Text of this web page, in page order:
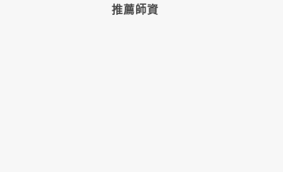
推薦師資